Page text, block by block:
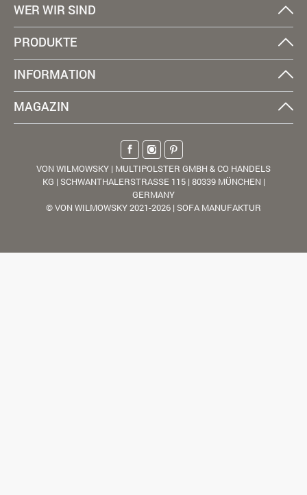
WER WIR SIND
PRODUKTE
INFORMATION
MAGAZIN
VON WILMOWSKY | MULTIPOLSTER GMBH & CO HANDELS
KG | SCHWANTHALERSTRASSE 115 | 80339 MÜNCHEN |
GERMANY
© VON WILMOWSKY 2021-2026 | SOFA MANUFAKTUR